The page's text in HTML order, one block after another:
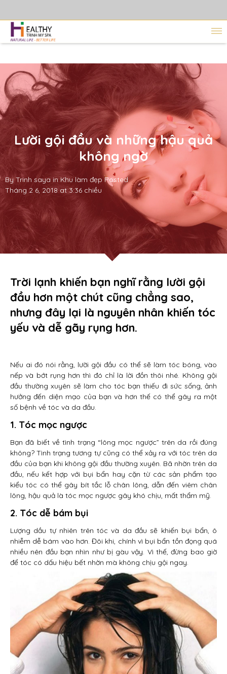
Lười gội đầu và những hậu quả
không ngờ
By Trinh saya in Khu làm đẹp Posted
Tháng 2 6, 2018 at 3:36 chiều
Trời lạnh khiến bạn nghĩ rằng lười gội
đầu hơn một chút cũng chẳng sao,
nhưng đây lại là nguyên nhân khiến tóc
yếu và dễ gãy rụng hơn.
Nếu ai đó nói rằng, lười gội đầu có thể sẽ làm tóc bóng, vào
nếp và bớt rụng hơn thì đó chỉ là lời đồn thôi nhé. Không gội
đầu thường xuyên sẽ làm cho tóc bạn thiếu đi sức sống, ảnh
hưởng đến diện mạo của bạn và hơn thế có thể gây ra một
số bệnh về tóc và da đầu.
1. Tóc mọc ngược
Bạn đã biết về tình trạng “lông mọc ngược” trên da rồi đúng
không? Tình trạng tương tự cũng có thể xảy ra với tóc trên da
đầu của bạn khi không gội đầu thường xuyên. Bã nhờn trên da
đầu, nếu kết hợp với bụi bẩn hay cặn từ các sản phẩm tạo
kiểu tóc có thể gây bít tắc lỗ chân lông, dẫn đến viêm chân
lông, hậu quả là tóc mọc ngược gây khó chịu, mất thẩm mỹ.
2. Tóc dễ bám bụi
Lượng dầu tự nhiên trên tóc và da đầu sẽ khiến bụi bẩn, ô
nhiễm dễ bám vào hơn. Đôi khi, chính vì bụi bẩn tồn đọng quá
nhiều nên đầu bạn nhìn như bị gàu vậy. Vì thế, đừng bao giờ
để tóc có dấu hiệu bết nhờn mà không chịu gội ngay.